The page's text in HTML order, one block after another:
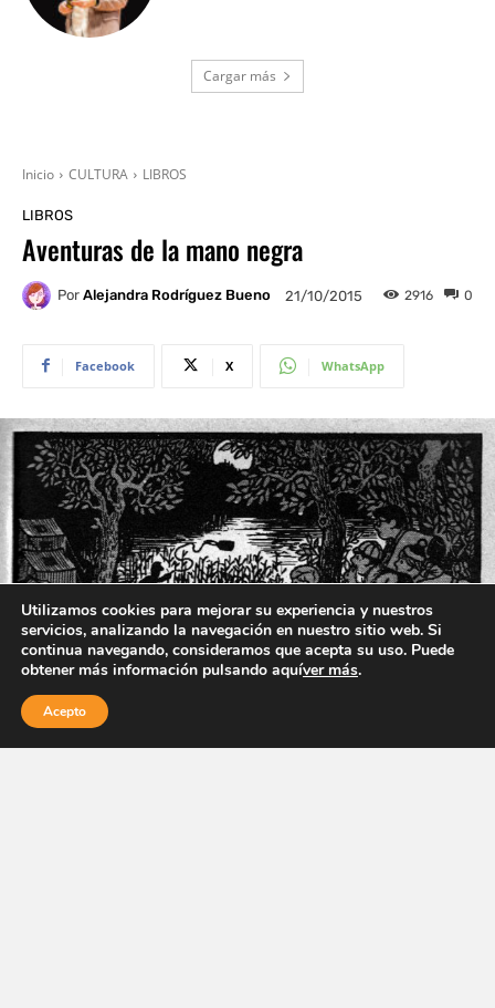
Cargar más
Utilizamos cookies para mejorar su experiencia y nuestros
servicios, analizando la navegación en nuestro sitio web. Si
continua navegando, consideramos que acepta su uso. Puede
obtener más información pulsando aquíver más.
Acepto